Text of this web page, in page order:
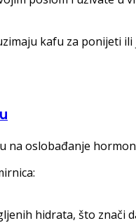
kafu za ponijeti
na oslobađanje
hidrata, što znači